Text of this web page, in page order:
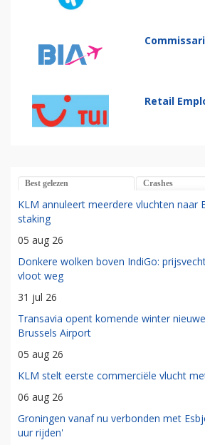
Retail
Best gelezen Crashes
KLM annuleert meerdere vluchten naar
staking
05 aug 26
Donkere wolken boven IndiGo:
vloot weg
31 jul 26
Transavia opent komende winter
Brussels Airport
05 aug 26
KLM stelt eerste commerciële vlucht
06 aug 26
Groningen vanaf nu verbonden met
uur rijden'